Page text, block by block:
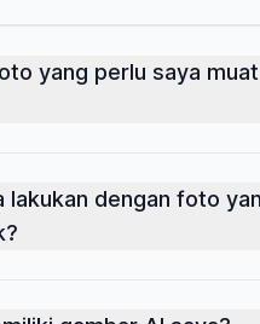
yang perlu saya muat
lakukan dengan foto